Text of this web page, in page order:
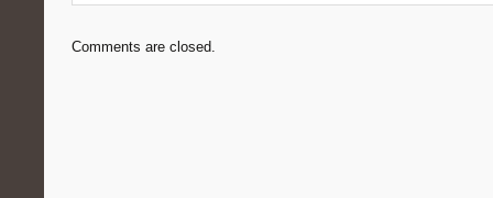
Comments are closed.